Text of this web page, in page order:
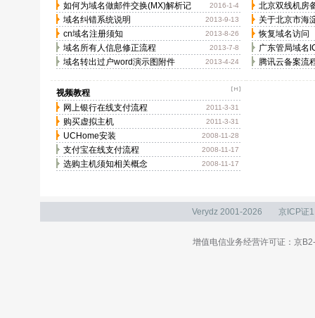
2016-1-4
如何为域名做邮件交换(MX)解析记
录？
2013-9-13
域名纠错系统说明
2013-8-26
cn域名注册须知
2013-7-8
域名所有人信息修正流程
2013-4-24
域名转出过户word演示图附件
北京双线机房
关于北京市海
办理网站备案
恢复域名访问
广东管局域名
腾讯云备案流
视频教程
2011-3-31
网上银行在线支付流程
2011-3-31
购买虚拟主机
2008-11-28
UCHome安装
2008-11-17
支付宝在线支付流程
2008-11-17
选购主机须知相关概念
Verydz 2001-2026 京ICP证
增值电信业务经营许可证：京